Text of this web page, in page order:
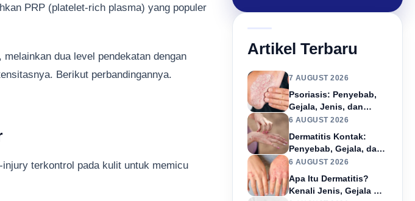
PRP (platelet-rich plasma) yang populer
dua level pendekatan dengan
Berikut perbandingannya.
terkontrol pada kulit untuk memicu
Artikel Terbaru
7 AUGUST 2026
Psoriasis: Penyebab,
Gejala, Jenis, dan
Pengobatan
6 AUGUST 2026
Dermatitis Kontak:
Penyebab, Gejala, dan
Pengobatan
6 AUGUST 2026
Apa Itu Dermatitis?
Kenali Jenis, Gejala &